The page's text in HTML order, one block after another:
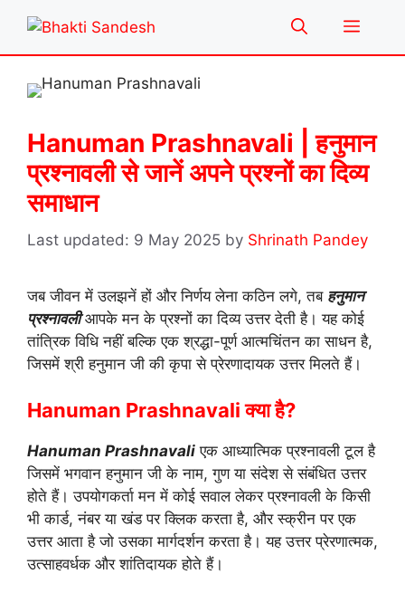
content
Menu
Hanuman Prashnavali | हनुमान
प्रश्नावली से जानें अपने प्रश्नों का दिव्य
समाधान
9 May 2025 by Shrinath Pandey
जब जीवन में उलझनें हों और निर्णय लेना कठिन लगे, तब हनुमान
प्रश्नावलीआपके मन के प्रश्नों का दिव्य उत्तर देती है। यह कोई
तांत्रिक विधि नहीं बल्कि एक श्रद्धा-पूर्ण आत्मचिंतन का साधन है,
जिसमें श्री हनुमान जी की कृपा से प्रेरणादायक उत्तर मिलते हैं।
Hanuman Prashnavali क्या है?
Hanuman Prashnavali एक आध्यात्मिक प्रश्नावली टूल है
जिसमें भगवान हनुमान जी के नाम, गुण या संदेश से संबंधित उत्तर
होते हैं। उपयोगकर्ता मन में कोई सवाल लेकर प्रश्नावली के किसी
भी कार्ड, नंबर या खंड पर क्लिक करता है, और स्क्रीन पर एक
उत्तर आता है जो उसका मार्गदर्शन करता है। यह उत्तर प्रेरणात्मक,
उत्साहवर्धक और शांतिदायक होते हैं।